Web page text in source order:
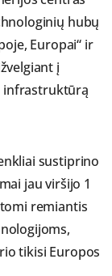
hubų
Europai“ ir
į
infrastruktūrą
sustiprino
jau viršijo 1
remiantis
tikisi Europos